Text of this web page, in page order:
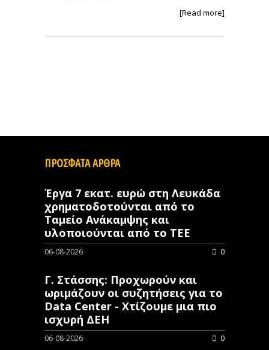
[Read more]
ΠΡΟΣΦΑΤΑ ΑΡΘΡΑ
Έργα 7 εκατ. ευρώ στη Λευκάδα
χρηματοδοτούνται από το
Ταμείο Ανάκαμψης και
υλοποιούνται από το ΤΕΕ
06-08-2026 0
Γ. Στάσσης: Προχωρούν και
ωριμάζουν οι συζητήσεις για το
Data Center - Χτίζουμε μια πιο
ισχυρή ΔΕΗ
06-08-2026 0